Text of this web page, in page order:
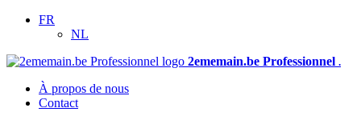
FR
NL
2ememain.be Professionnel .
À propos de nous
Contact